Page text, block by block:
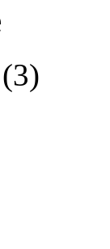
(3)